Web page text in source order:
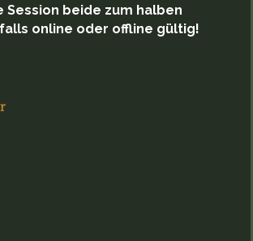
Session beide zum halben
online oder offline gültig!